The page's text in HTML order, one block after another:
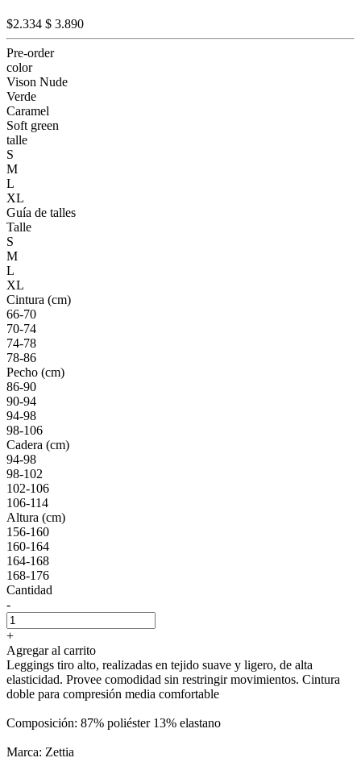
$2.334 $ 3.890
Pre-order
color
Vison Nude
Verde
Caramel
Soft green
talle
S
M
L
XL
Guía de talles
Talle
S
M
L
XL
Cintura (cm)
66-70
70-74
74-78
78-86
Pecho (cm)
86-90
90-94
94-98
98-106
Cadera (cm)
94-98
98-102
102-106
106-114
Altura (cm)
156-160
160-164
164-168
168-176
Cantidad
-
+
Agregar al carrito
Leggings tiro alto, realizadas en tejido suave y ligero, de alta
elasticidad. Provee comodidad sin restringir movimientos. Cintura
doble para compresión media comfortable
Composición: 87% poliéster 13% elastano
Marca: Zettia